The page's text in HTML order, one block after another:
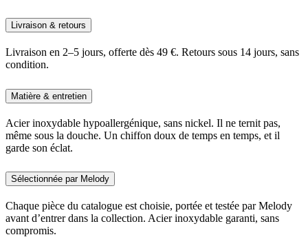
Livraison & retours
Livraison en 2–5 jours, offerte dès 49 €. Retours sous 14 jours, sans
condition.
Matière & entretien
Acier inoxydable hypoallergénique, sans nickel. Il ne ternit pas,
même sous la douche. Un chiffon doux de temps en temps, et il
garde son éclat.
Sélectionnée par Melody
Chaque pièce du catalogue est choisie, portée et testée par Melody
avant d’entrer dans la collection. Acier inoxydable garanti, sans
compromis.